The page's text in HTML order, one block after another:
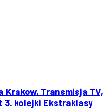
Krakow. Transmisja TV,
3. kolejki Ekstraklasy